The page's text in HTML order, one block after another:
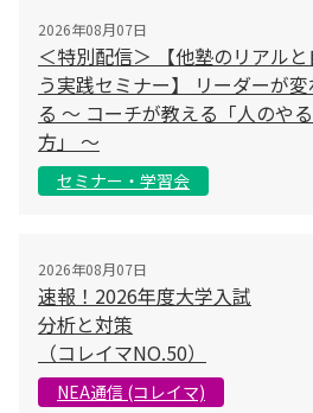
2026年08月07日
＜特別配信＞ 【他塾のリアル
う実践セミナー】 リーダーが
る 〜 コーチが教える「人のや
方」 〜
セミナー・学習会
2026年08月07日
速報！2026年度大学入試
分析と対策
（コレイマNO.50）
NEA通信 (コレイマ)